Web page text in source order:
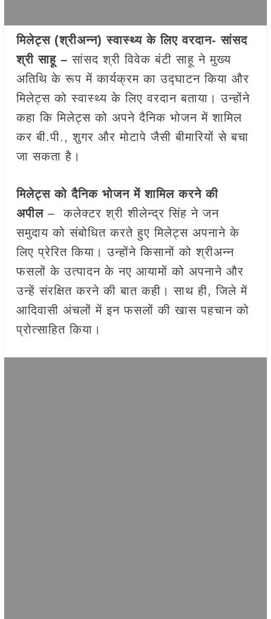
मिलेट्स (श्रीअन्न) स्वास्थ्य के लिए वरदान- सांसद
श्री साहू –सांसद श्री विवेक बंटी साहू ने मुख्य
अतिथि के रूप में कार्यक्रम का उद्घाटन किया और
मिलेट्स को स्वास्थ्य के लिए वरदान बताया। उन्होंने
कहा कि मिलेट्स को अपने दैनिक भोजन में शामिल
कर बी.पी., शुगर और मोटापे जैसी बीमारियों से बचा
जा सकता है।
मिलेट्स को दैनिक भोजन में शामिल करने की
अपील – कलेक्टर श्री शीलेन्द्र सिंह ने जन
समुदाय को संबोधित करते हुए मिलेट्स अपनाने के
लिए प्रेरित किया। उन्होंने किसानों को श्रीअन्न
फसलों के उत्पादन के नए आयामों को अपनाने और
उन्हें संरक्षित करने की बात कही। साथ ही, जिले में
आदिवासी अंचलों में इन फसलों की खास पहचान को
प्रोत्साहित किया।